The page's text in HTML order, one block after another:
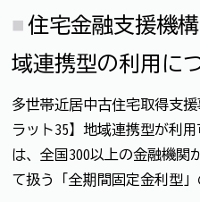
住宅金融支援機
域連携型の利用に
多世帯近居中古住宅取得支
ラット35】地域連携型が利
は、全国300以上の金融機関
て扱う「全期間固定金利型」